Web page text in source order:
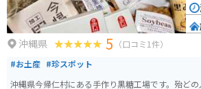
沖縄県 5 （口コミ1件）
#お土産 #珍スポット
沖縄県今帰仁村にある手作り黒糖工場です。殆ど